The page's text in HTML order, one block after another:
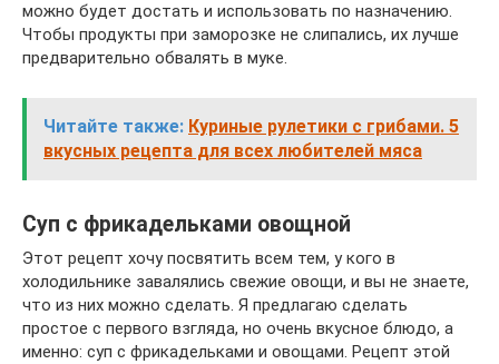
можно будет достать и использовать по назначению.
Чтобы продукты при заморозке не слипались, их лучше
предварительно обвалять в муке.
Читайте также: Куриные рулетики с грибами. 5
вкусных рецепта для всех любителей мяса
Суп с фрикадельками овощной
Этот рецепт хочу посвятить всем тем, у кого в
холодильнике завалялись свежие овощи, и вы не знаете,
что из них можно сделать. Я предлагаю сделать
простое с первого взгляда, но очень вкусное блюдо, а
именно: суп с фрикадельками и овощами. Рецепт этой